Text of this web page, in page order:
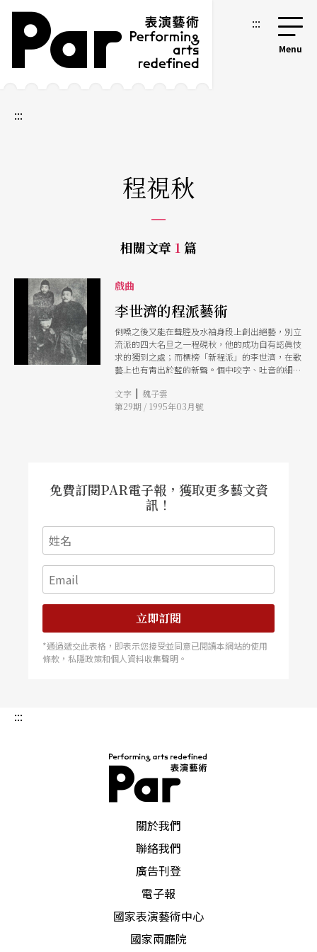
跳到主要內容區塊
網站導覽 :::
:::
程視秋
相關文章 1 篇
戲曲
李世濟的程派藝術
倒嗓之後又能在聲腔及水袖身段上創出絕藝，別立
流派的四大名旦之一程硯秋，他的成功自有認眞忮
求的獨到之處；而標榜「新程派」的李世濟，在歌
藝上也有靑出於藍的新聲。個中咬字、吐音的細膩
啊！
文字 | 魏子雲
第29期 / 1995年03月號
免費訂閱PAR電子報，獲取更多藝文資
訊！
立即訂閱
*通過遞交此表格，即表示您接受並同意已閱讀本網站的使用
條款，私隱政策和個人資料收集聲明。
:::
關於我們
聯絡我們
廣告刊登
電子報
國家表演藝術中心
國家兩廳院